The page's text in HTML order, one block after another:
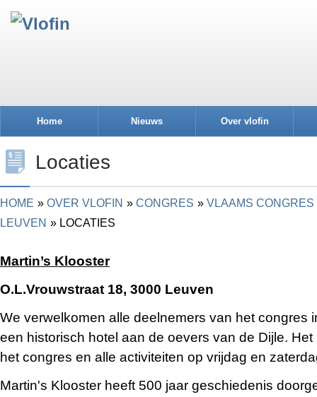
Home Nieuws Over vlofin
Locaties
HOME OVER VLOFIN CONGRES
VLAAMS
LEUVEN
LOCATIES
Martin’s Klooster
O.L.Vrouwstraat 18, 3000 Leuven
We verwelkomen alle deelnemers van het congres
een historisch hotel aan de oevers van de Dijle.
het congres en alle activiteiten op vrijdag en
Martin's Klooster heeft 500 jaar geschiedenis